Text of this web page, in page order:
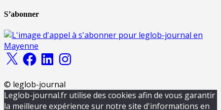
S’abonner
X FacebookLinkedInInstagram
© leglob-journal
Leglob-journal.fr utilise des cookies afin de vous garantir
la meilleure expérience sur notre site d'informations en